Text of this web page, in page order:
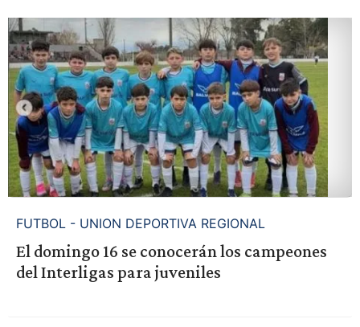
FUTBOL - UNION DEPORTIVA REGIONAL
El domingo 16 se conocerán los campeones
del Interligas para juveniles